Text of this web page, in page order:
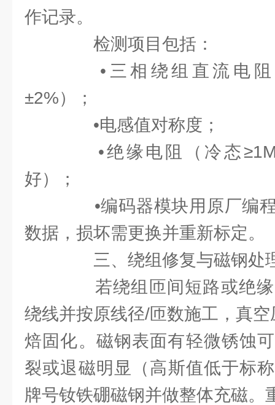
作记录。
检测项目包括：
•三相绕组直流电阻
±2%）；
•电感值对称度；
•绝缘电阻（冷态
好）；
•编码器模块用原厂编程
数据，损坏需更换并重新标定。
三、绕组修复与磁钢处
若绕组匝间短路或绝缘
绕线并按原线径/匝数施工，真
焙固化。磁钢表面有轻微锈蚀
裂或退磁明显（高斯值低于标
牌号钕铁硼磁钢并做整体充磁。